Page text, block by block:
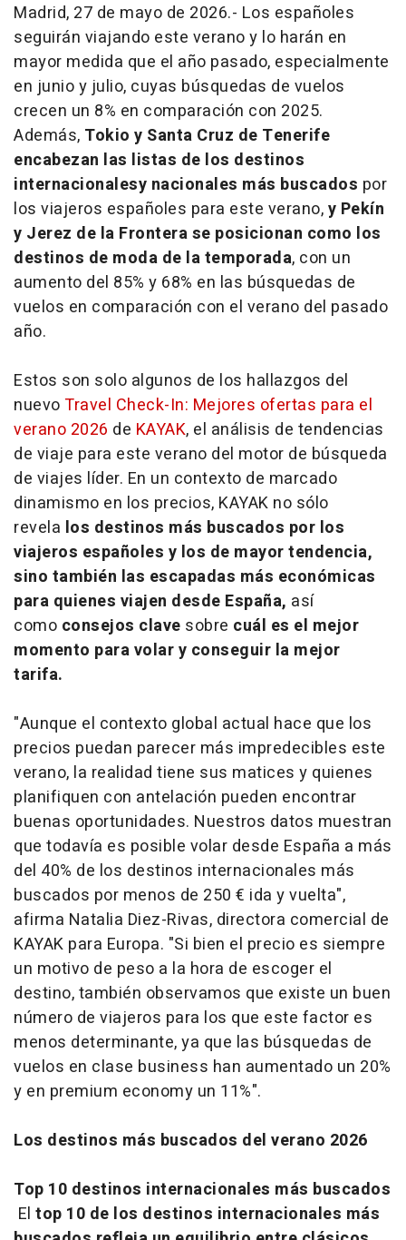
Madrid, 27 de mayo de 2026.- Los españoles
seguirán viajando este verano y lo harán en
mayor medida que el año pasado, especialmente
en junio y julio, cuyas búsquedas de vuelos
crecen un 8% en comparación con 2025.
Además, Tokio y Santa Cruz de Tenerife
encabezan las listas de los destinos
internacionalesy nacionales más buscados por
los viajeros españoles para este verano,y Pekín
y Jerez de la Frontera se posicionan como los
destinos de moda de la temporada, con un
aumento del 85% y 68% en las búsquedas de
vuelos en comparación con el verano del pasado
año.
Estos son solo algunos de los hallazgos del
nuevoTravel Check-In: Mejores ofertas para el
verano 2026 de KAYAK, el análisis de tendencias
de viaje para este verano del motor de búsqueda
de viajes líder. En un contexto de marcado
dinamismo en los precios, KAYAK no sólo
revela los destinos más buscados por los
viajeros españoles y los de mayor tendencia,
sino también las escapadas más económicas
para quienes viajen desde España, así
como consejos clave sobre cuál es el mejor
momento para volar y conseguir la mejor
tarifa.
"Aunque el contexto global actual hace que los
precios puedan parecer más impredecibles este
verano, la realidad tiene sus matices y quienes
planifiquen con antelación pueden encontrar
buenas oportunidades. Nuestros datos muestran
que todavía es posible volar desde España a más
del 40% de los destinos internacionales más
buscados por menos de 250 € ida y vuelta",
afirma Natalia Diez-Rivas, directora comercial de
KAYAK para Europa. "Si bien el precio es siempre
un motivo de peso a la hora de escoger el
destino, también observamos que existe un buen
número de viajeros para los que este factor es
menos determinante, ya que las búsquedas de
vuelos en clase business han aumentado un 20%
y en premium economy un 11%".
Los destinos más buscados del verano 2026
Top 10 destinos internacionales más buscados
El top 10 de los destinos internacionales más